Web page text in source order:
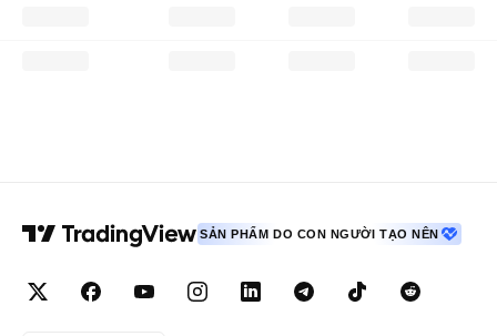
SẢN PHẨM DO CON NGƯỜI TẠO NÊN